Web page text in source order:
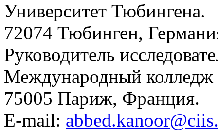
Университет Тюбингена.
72074 Тюбинген,
Руководитель
Международный
75005 Париж, Франция.
E-mail: